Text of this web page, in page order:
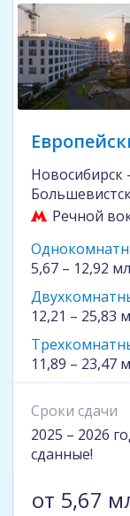
Новосибирск
Речной
5,67 – 12,92
12,21 – 25,83
11,89 – 23,47
Сроки сдачи
2025 – 2026
сданные!
от 5,67